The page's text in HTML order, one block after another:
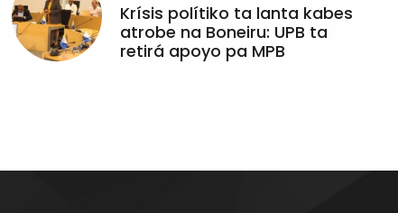
Krísis polítiko ta lanta kabes
atrobe na Boneiru: UPB ta
retirá apoyo pa MPB